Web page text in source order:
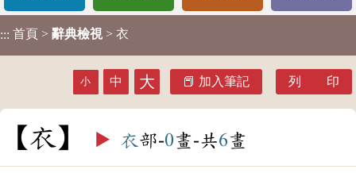
::: 首頁 > 辭典檢視 > 衣
小 中 大 加入筆記 列 印
衣 ▶️ 衣部-0畫-共6畫